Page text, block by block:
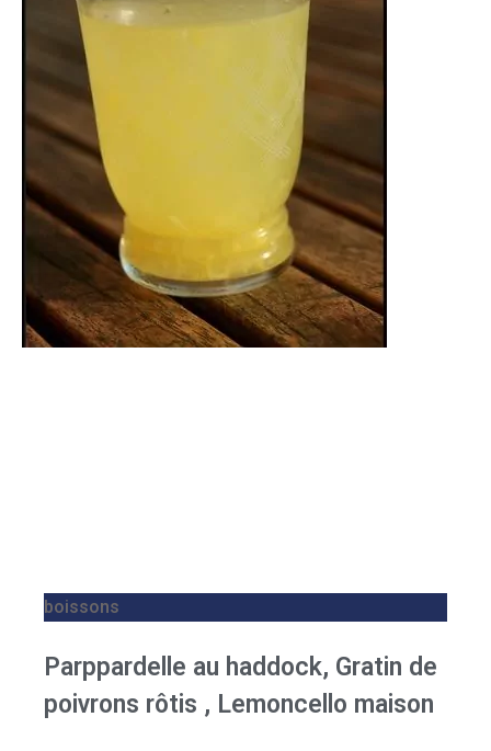
boissons
Parppardelle au haddock, Gratin de
poivrons rôtis , Lemoncello maison